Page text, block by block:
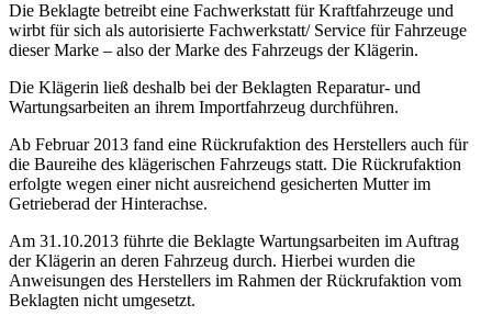
Die Beklagte betreibt eine Fachwerkstatt für Kraftfahrzeuge und
wirbt für sich als autorisierte Fachwerkstatt/ Service für Fahrzeuge
dieser Marke – also der Marke des Fahrzeugs der Klägerin.
Die Klägerin ließ deshalb bei der Beklagten Reparatur- und
Wartungsarbeiten an ihrem Importfahrzeug durchführen.
Ab Februar 2013 fand eine Rückrufaktion des Herstellers auch für
die Baureihe des klägerischen Fahrzeugs statt. Die Rückrufaktion
erfolgte wegen einer nicht ausreichend gesicherten Mutter im
Getrieberad der Hinterachse.
Am 31.10.2013 führte die Beklagte Wartungsarbeiten im Auftrag
der Klägerin an deren Fahrzeug durch. Hierbei wurden die
Anweisungen des Herstellers im Rahmen der Rückrufaktion vom
Beklagten nicht umgesetzt.